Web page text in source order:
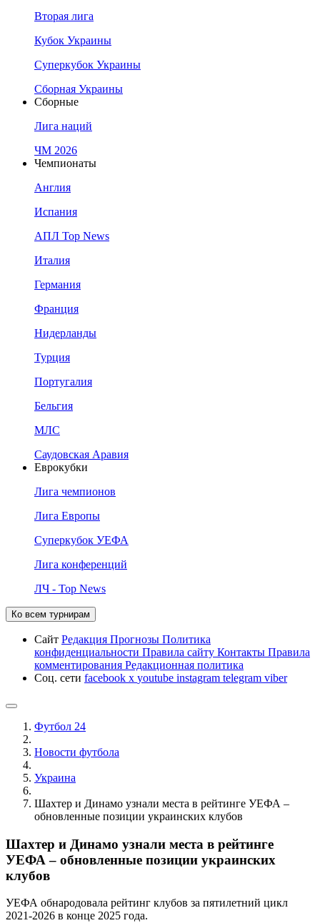
Вторая лига
Кубок Украины
Суперкубок Украины
Сборная Украины
Сборные
Лига наций
ЧМ 2026
Чемпионаты
Англия
Испания
АПЛ Top News
Италия
Германия
Франция
Нидерланды
Турция
Португалия
Бельгия
МЛС
Саудовская Аравия
Еврокубки
Лига чемпионов
Лига Европы
Суперкубок УЕФА
Лига конференций
ЛЧ - Top News
Ко всем турнирам
Сайт Редакция Прогнозы Политика
конфиденциальности Правила сайту Контакты Правила
комментирования Редакционная политика
Соц. сети facebook x youtube instagram telegram viber
Футбол 24
Новости футбола
Украина
Шахтер и Динамо узнали места в рейтинге УЕФА –
обновленные позиции украинских клубов
Шахтер и Динамо узнали места в рейтинге
УЕФА – обновленные позиции украинских
клубов
УЕФА обнародовала рейтинг клубов за пятилетний цикл
2021-2026 в конце 2025 года.